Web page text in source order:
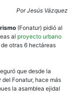
Por Jesús Vázquez
(Fonatur) pidió al
al proyecto urbano
de otras 6 hectáreas
que desde la
Fonatur, hace más
la asamblea ejidal